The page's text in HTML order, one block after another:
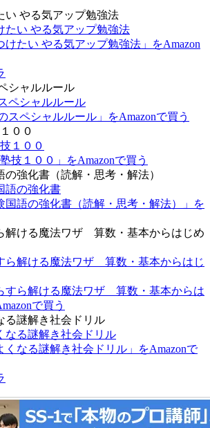
い やる気アップ勉強法
シャルルール
００
強化書（読解・思考・解法）
ける魔法ワザ 算数・基本からはじめ
謎解き社会ドリル